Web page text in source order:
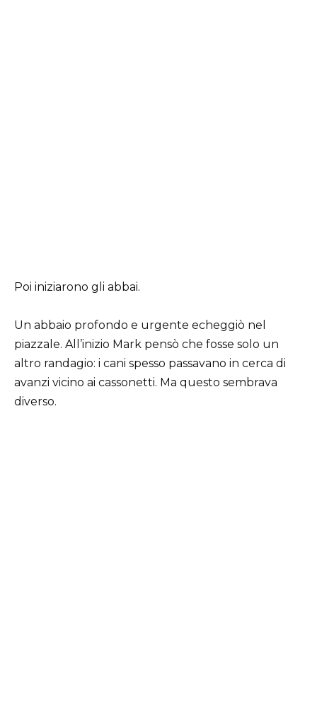
Poi iniziarono gli abbai.
Un abbaio profondo e urgente echeggiò nel
piazzale. All’inizio Mark pensò che fosse solo un
altro randagio: i cani spesso passavano in cerca di
avanzi vicino ai cassonetti. Ma questo sembrava
diverso.